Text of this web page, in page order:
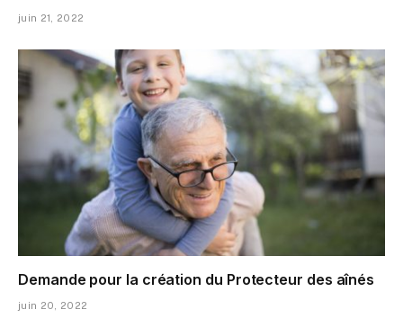
juin 21, 2022
Demande pour la création du Protecteur des aînés
juin 20, 2022